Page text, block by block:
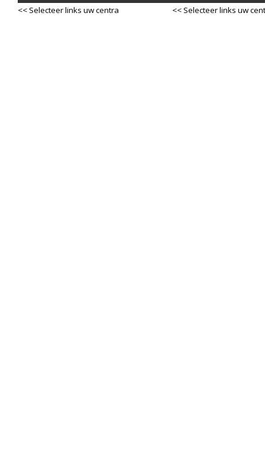
<< Selecteer links uw centra << Selecteer links uw